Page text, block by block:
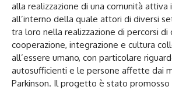
alla realizzazione di una comunità attiva
all’interno della quale attori di diversi
tra loro nella realizzazione di percorsi di
cooperazione, integrazione e cultura
all’essere umano, con particolare
autosufficienti e le persone affette dai
Parkinson. Il progetto è stato promosso